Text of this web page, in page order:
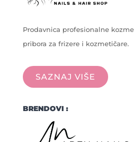
Prodavnica profesionalne
pribora za frizere i kozmetičare.
SAZNAJ VIŠE
BRENDOVI :